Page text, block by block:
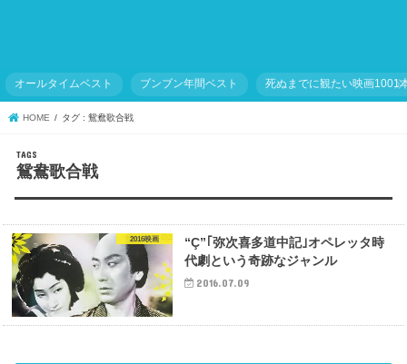
オールタイムベスト ブンブン年間ベスト 死ぬまでに観たい映画1001
HOME タグ : 鴛鴦歌合戦
鴛鴦歌合戦
2016映画
“Ç”｢弥次喜多道中記｣オペレッタ時
代劇という奇跡なジャンル
2016.07.09